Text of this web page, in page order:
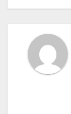
viết